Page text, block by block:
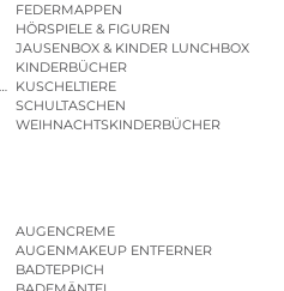
FEDERMAPPEN
HÖRSPIELE & FIGUREN
JAUSENBOX & KINDER LUNCHBOX
KINDERBÜCHER
| KINDERGARTENBEUTEL
KUSCHELTIERE
SCHULTASCHEN
WEIHNACHTSKINDERBÜCHER
AUGENCREME
AUGENMAKEUP ENTFERNER
BADTEPPICH